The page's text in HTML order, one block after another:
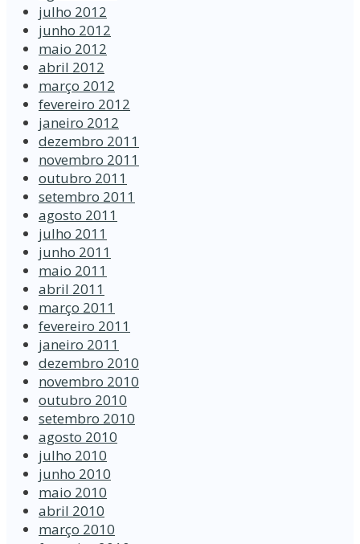
julho 2012
junho 2012
maio 2012
abril 2012
março 2012
fevereiro 2012
janeiro 2012
dezembro 2011
novembro 2011
outubro 2011
setembro 2011
agosto 2011
julho 2011
junho 2011
maio 2011
abril 2011
março 2011
fevereiro 2011
janeiro 2011
dezembro 2010
novembro 2010
outubro 2010
setembro 2010
agosto 2010
julho 2010
junho 2010
maio 2010
abril 2010
março 2010